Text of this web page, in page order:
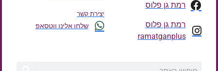
רמת גן פלוס
רמת גן פלוס
ramatganplus
יצירת קשר
שלחו אלינו ווטסאפ